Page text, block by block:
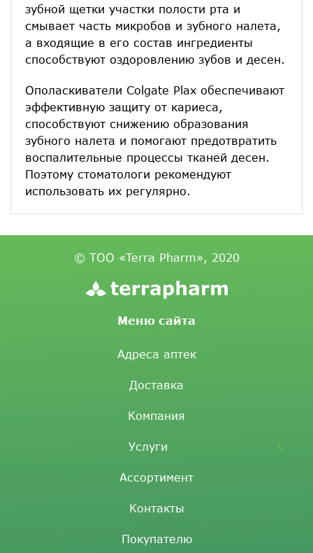
зубной щетки участки полости рта и
смывает часть микробов и зубного налета,
а входящие в его состав ингредиенты
способствуют оздоровлению зубов и десен.
Ополаскиватели Colgate Plax обеспечивают
эффективную защиту от кариеса,
способствуют снижению образования
зубного налета и помогают предотвратить
воспалительные процессы тканей десен.
Поэтому стоматологи рекомендуют
использовать их регулярно.
© ТОО «Terra Pharm», 2020
Меню сайта
Адреса аптек
Доставка
Компания
Услуги
Ассортимент
Контакты
Покупателю